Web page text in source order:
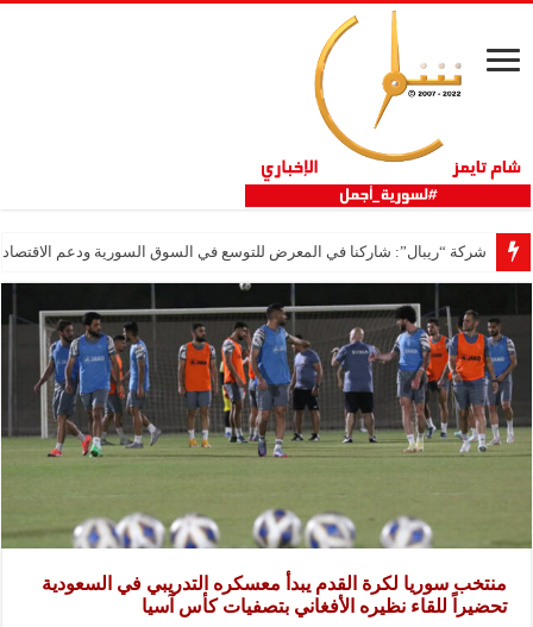
شركة “ريبال”: شاركنا في المعرض للتوسع في السوق السورية ودعم الاقتصاد
منتخب سوريا لكرة القدم يبدأ معسكره التدريبي في السعودية
تحضيراً للقاء نظيره الأفغاني بتصفيات كأس آسيا